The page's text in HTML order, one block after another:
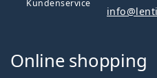
Kundenservice
Online shopping